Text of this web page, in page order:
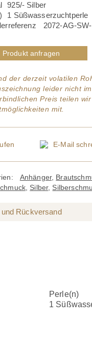
925/- Silber
1 Süßwasserzuchtperle
2072-AG-
Produkt anfragen
der derzeit volatilen
leider nicht
Preis teilen
mit.
E-Mail
Anhänger,
, Silber,
Rückversand
Perle(n)
1